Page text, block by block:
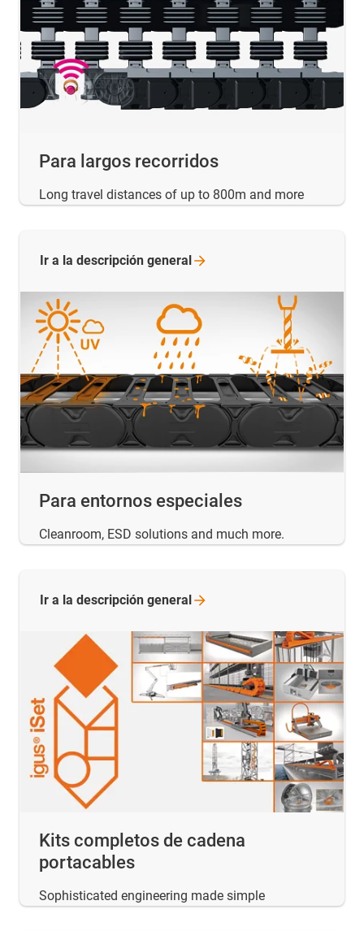
Para largos recorridos
Long travel distances of up to 800m and more
Para entornos especiales
Cleanroom, ESD solutions and much more.
Ir a la descripción general
Kits completos de cadena
portacables
Sophisticated engineering made simple
Ir a la descripción general